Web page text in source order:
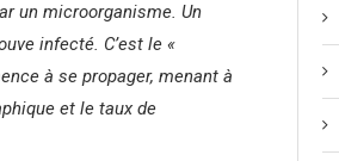
un microorganisme. Un
infecté. C’est le «
à se propager, menant à
et le taux de